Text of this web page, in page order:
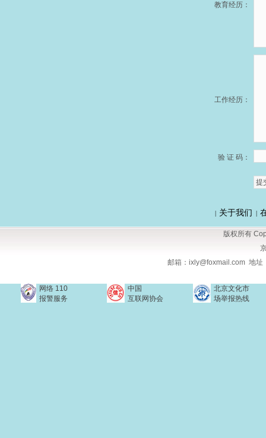
教育经历：
工作经历：
验 证 码：
| 关于我们 |
版权所有
邮箱：ixly@foxmail.com 地
网络 110
报警服务
中国
互联网协会
北京文化市
场举报热线